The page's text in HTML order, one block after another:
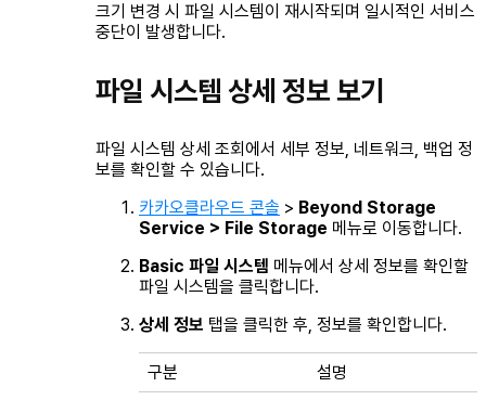
크기 변경 시 파일 시스템이 재시작되며 일시적인 서비스
중단이 발생합니다.
파일 시스템 상세 정보 보기
파일 시스템 상세 조회에서 세부 정보, 네트워크, 백업 정
보를 확인할 수 있습니다.
카카오클라우드 콘솔 > Beyond Storage
Service > File Storage 메뉴로 이동합니다.
Basic 파일 시스템 메뉴에서 상세 정보를 확인할
파일 시스템을 클릭합니다.
상세 정보 탭을 클릭한 후, 정보를 확인합니다.
구분
설명